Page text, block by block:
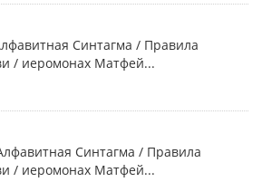
Синтагма / Правила
/ иеромонах Матфей...
Синтагма / Правила
/ иеромонах Матфей...